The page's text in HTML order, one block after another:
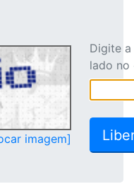
imagem]
Digite
lado no